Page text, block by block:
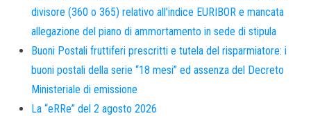
divisore (360 o 365) relativo all’indice EURIBOR e mancata
allegazione del piano di ammortamento in sede di stipula
Buoni Postali fruttiferi prescritti e tutela del risparmiatore: i
buoni postali della serie “18 mesi” ed assenza del Decreto
Ministeriale di emissione
La “eRRe” del 2 agosto 2026